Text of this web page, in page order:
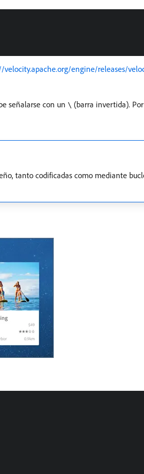
velocity.apache.org/engine/releases/
señalarse con un \ (barra invertida).
tanto codificadas como mediante